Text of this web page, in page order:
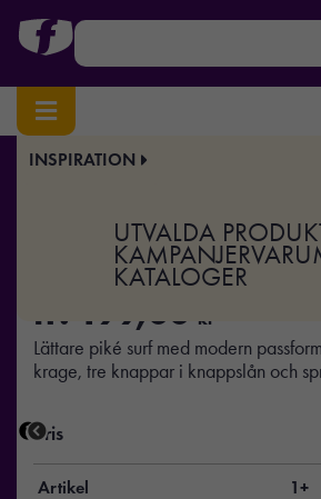
INSPIRATION
UTVALDA
KAMPANJER
KATALOGER
Hem/Profilkläder/Piké
Surf Light RSX
fr. 199,00 kr
Lättare piké surf med modern
krage, tre knappar i knappslån och
Pris
Artikel
1+